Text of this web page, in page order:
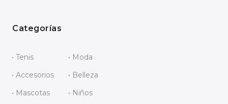
Categorías
• Tenis
• Moda
• Accesorios
• Belleza
• Mascotas
• Niños